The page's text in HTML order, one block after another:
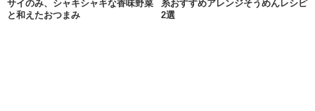
サイのみ、シャキシャキな香味野菜
と和えたおつまみ
糸おすすめアレンジそうめんレシピ
2選